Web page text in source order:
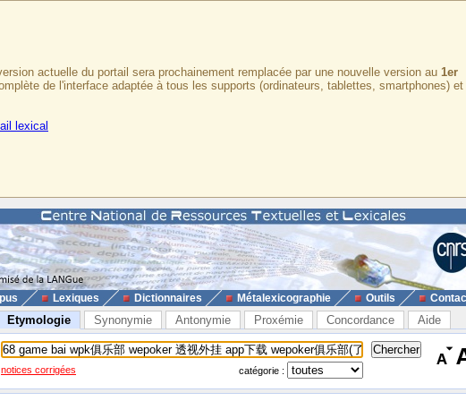
actuelle du portail sera prochainement remplacée par une nouvelle version au 1er
de l'interface adaptée à tous les supports (ordinateurs, tablettes, smartphones)
lexical
Lexiques Dictionnaires Métalexicographie Outils
Etymologie Synonymie Antonymie Proxémie Concordance Aide
notices corrigées catégorie :